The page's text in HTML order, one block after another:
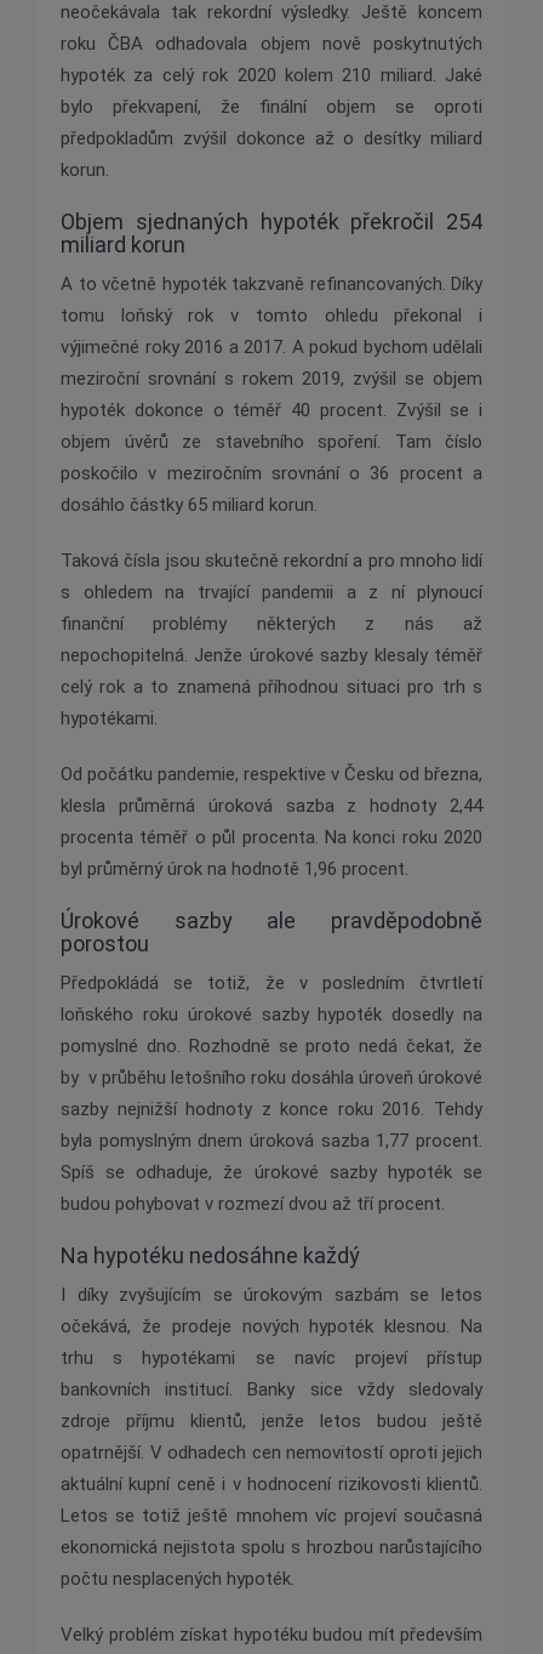
neočekávala tak rekordní výsledky. Ještě koncem
roku ČBA odhadovala objem nově poskytnutých
hypoték za celý rok 2020 kolem 210 miliard. Jaké
bylo překvapení, že finální objem se oproti
předpokladům zvýšil dokonce až o desítky miliard
korun.
Objem sjednaných hypoték překročil 254
miliard korun
A to včetně hypoték takzvaně refinancovaných. Díky
tomu loňský rok v tomto ohledu překonal i
výjimečné roky 2016 a 2017. A pokud bychom udělali
meziroční srovnání s rokem 2019, zvýšil se objem
hypoték dokonce o téměř 40 procent. Zvýšil se i
objem úvěrů ze stavebního spoření. Tam číslo
poskočilo v meziročním srovnání o 36 procent a
dosáhlo částky 65 miliard korun.
Taková čísla jsou skutečně rekordní a pro mnoho lidí
s ohledem na trvající pandemii a z ní plynoucí
finanční problémy některých z nás až
nepochopitelná. Jenže úrokové sazby klesaly téměř
celý rok a to znamená příhodnou situaci pro trh s
hypotékami.
Od počátku pandemie, respektive v Česku od března,
klesla průměrná úroková sazba z hodnoty 2,44
procenta téměř o půl procenta. Na konci roku 2020
byl průměrný úrok na hodnotě 1,96 procent.
Úrokové sazby ale pravděpodobně
porostou
Předpokládá se totiž, že v posledním čtvrtletí
loňského roku úrokové sazby hypoték dosedly na
pomyslné dno. Rozhodně se proto nedá čekat, že
by v průběhu letošního roku dosáhla úroveň úrokové
sazby nejnižší hodnoty z konce roku 2016. Tehdy
byla pomyslným dnem úroková sazba 1,77 procent.
Spíš se odhaduje, že úrokové sazby hypoték se
budou pohybovat v rozmezí dvou až tří procent.
Na hypotéku nedosáhne každý
I díky zvyšujícím se úrokovým sazbám se letos
očekává, že prodeje nových hypoték klesnou. Na
trhu s hypotékami se navíc projeví přístup
bankovních institucí. Banky sice vždy sledovaly
zdroje příjmu klientů, jenže letos budou ještě
opatrnější. V odhadech cen nemovitostí oproti jejich
aktuální kupní ceně i v hodnocení rizikovosti klientů.
Letos se totiž ještě mnohem víc projeví současná
ekonomická nejistota spolu s hrozbou narůstajícího
počtu nesplacených hypoték.
Velký problém získat hypotéku budou mít především